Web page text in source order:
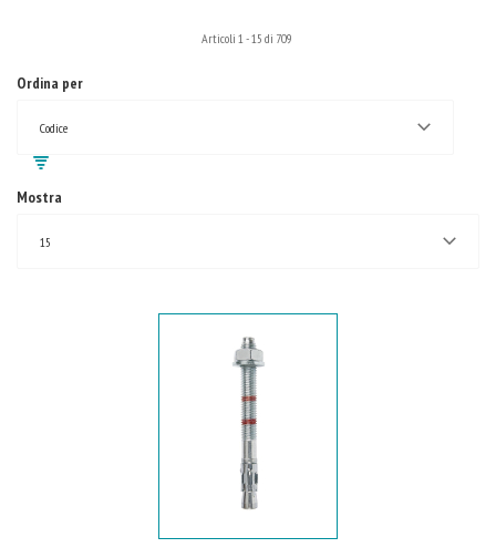
Ordina per
Codice
Articoli 1 -15 di 709
Mostra
15